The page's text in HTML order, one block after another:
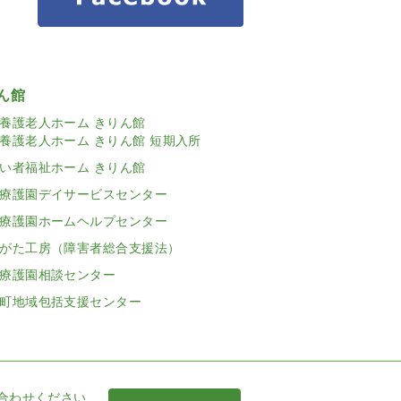
館
護老人ホーム きりん館
護老人ホーム きりん館 短期入所
者福祉ホーム きりん館
護園デイサービスセンター
護園ホームヘルプセンター
た工房（障害者総合支援法）
護園相談センター
地域包括支援センター
わせください